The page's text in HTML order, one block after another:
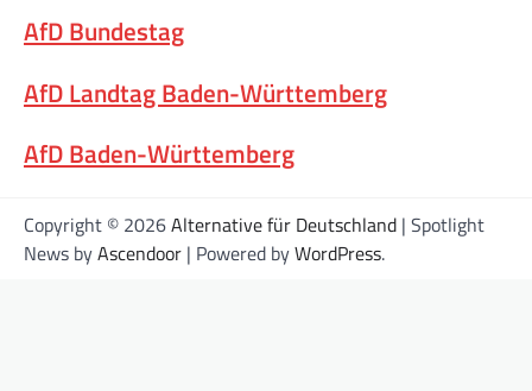
AfD Bundestag
AfD Landtag Baden-Württemberg
AfD Baden-Württemberg
Copyright © 2026Alternative für Deutschland | Spotlight
News byAscendoor | Powered byWordPress.